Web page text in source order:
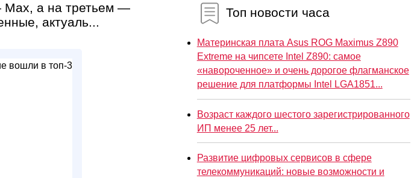
Мax, а на третьем —
актуаль...
Топ новости часа
Материнская плата Asus ROG Maximus Z890
Extreme на чипсете Intel Z890: самое
«навороченное» и очень дорогое флагманское
решение для платформы Intel LGA1851...
Возраст каждого шестого зарегистрированного
ИП менее 25 лет...
Развитие цифровых сервисов в сфере
телекоммуникаций: новые возможности и